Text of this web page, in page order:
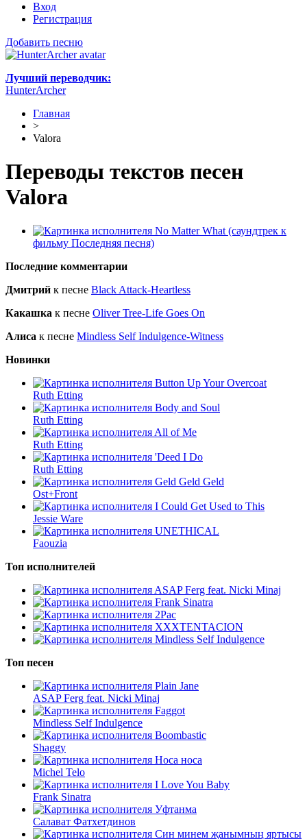
Вход
Регистрация
Добавить песню
Лучший переводчик:
HunterArcher
Главная
>
Valora
Переводы текстов песен
Valora
No Matter What (саундтрек к
фильму Последняя песня)
Последние комментарии
Дмитрий к песне Black Attack-Heartless
Какашка к песне Oliver Tree-Life Goes On
Алиса к песне Mindless Self Indulgence-Witness
Новинки
Button Up Your Overcoat
Ruth Etting
Body and Soul
Ruth Etting
All of Me
Ruth Etting
'Deed I Do
Ruth Etting
Geld Geld Geld
Ost+Front
I Could Get Used to This
Jessie Ware
UNETHICAL
Faouzia
Топ исполнителей
ASAP Ferg feat. Nicki Minaj
Frank Sinatra
2Pac
XXXTENTACION
Mindless Self Indulgence
Топ песен
Plain Jane
ASAP Ferg feat. Nicki Minaj
Faggot
Mindless Self Indulgence
Boombastic
Shaggy
Носа носа
Michel Telo
I Love You Baby
Frank Sinatra
Уфтанма
Салават Фатхетдинов
Син минем җанымның яртысы